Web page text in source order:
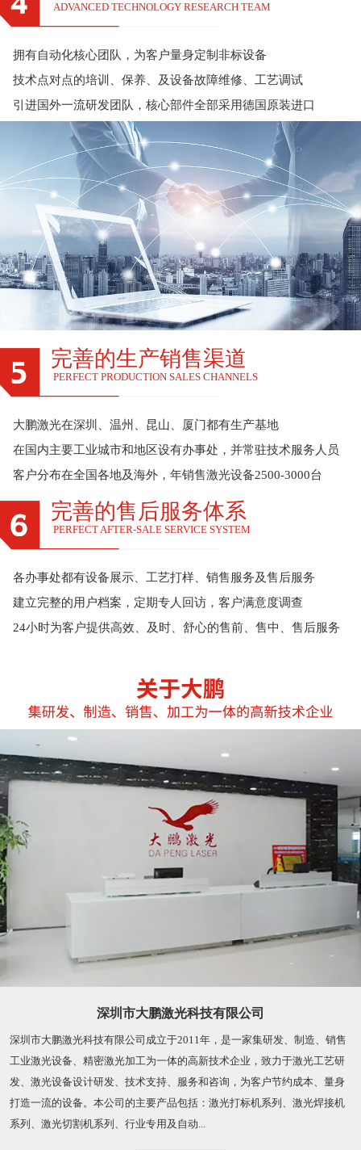
ADVANCED TECHNOLOGY RESEARCH TEAM
拥有自动化核心团队，为客户量身定制非标设备
技术点对点的培训、保养、及设备故障维修、工艺调试
引进国外一流研发团队，核心部件全部采用德国原装进口
完善的生产销售渠道
PERFECT PRODUCTION SALES CHANNELS
大鹏激光在深圳、温州、昆山、厦门都有生产基地
在国内主要工业城市和地区设有办事处，并常驻技术服务人员
客户分布在全国各地及海外，年销售激光设备2500-3000台
完善的售后服务体系
PERFECT AFTER-SALE SERVICE SYSTEM
各办事处都有设备展示、工艺打样、销售服务及售后服务
建立完整的用户档案，定期专人回访，客户满意度调查
24小时为客户提供高效、及时、舒心的售前、售中、售后服务
深圳市大鹏激光科技有限公司
深圳市大鹏激光科技有限公司成立于2011年，是一家集研发、制造、销售
工业激光设备、精密激光加工为一体的高新技术企业，致力于激光工艺研
发、激光设备设计研发、技术支持、服务和咨询，为客户节约成本、量身
打造一流的设备。本公司的主要产品包括：激光打标机系列、激光焊接机
系列、激光切割机系列、行业专用及自动...